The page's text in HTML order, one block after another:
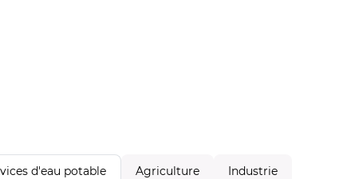
d'eau potable Agriculture Industrie